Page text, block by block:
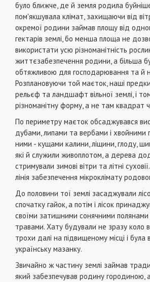
було ближче, де й земля родила
пом'якшувала клімат, захищаючи від
окремої родини займав площу від
гектарів землі, бо менша площа не
використати усю різноманітність
життєзабезпечення родини, а більша
обтяжливою для господарювання та й
Розплановуючи той маєток, наші
рельєф та ландшафт вільної землі, і
різноманітну форму, а не там квадрат
По периметру маєток обсаджувався
дубами, липами та вербами і
ними - кущами калини, ліщини, глоду,
які й служили живоплотом, а дерева
стримували зимові вітри та літні
лінія забезпечення мікроклімату
До половини тої землі засаджували
спочатку гайок, а потім і лісок
своїми затишними сонячними
травами. Хату будували не зразу коло
трохи далі на підвищеному місці і
українську мазанку.
Звичайно ж частину землі займав
який забезпечував родину городиною,